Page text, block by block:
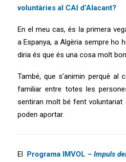
voluntàries al CAI d’Alacant?
En el meu cas, és la primera
a Espanya, a Algèria sempre ho
diria és que és una cosa molt
També, que s’animin perquè al
familiar entre totes les
sentiran molt bé fent voluntariat
poden aportar.
El Programa IMVOL – Impuls